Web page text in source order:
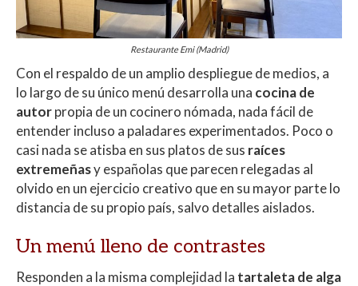
Restaurante Emi (Madrid)
Con el respaldo de un amplio despliegue de medios, a
lo largo de su único menú desarrolla una cocina de
autorpropia de un cocinero nómada, nada fácil de
entender incluso a paladares experimentados. Poco o
casi nada se atisba en sus platos de sus raíces
extremeñasy españolas que parecen relegadas al
olvido en un ejercicio creativo que en su mayor parte lo
distancia de su propio país, salvo detalles aislados.
Un menú lleno de contrastes
Responden a la misma complejidad la tartaleta de alga